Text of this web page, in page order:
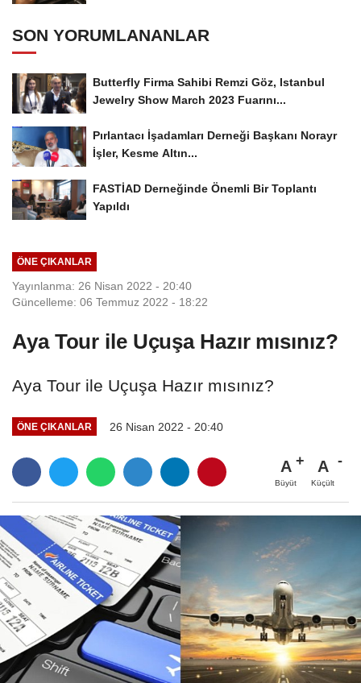
SON YORUMLANANLAR
Butterfly Firma Sahibi Remzi Göz, Istanbul
Jewelry Show March 2023 Fuarını...
Pırlantacı İşadamları Derneği Başkanı Norayr
İşler, Kesme Altın...
FASTİAD Derneğinde Önemli Bir Toplantı
Yapıldı
ÖNE ÇIKANLAR
Yayınlanma: 26 Nisan 2022 - 20:40
Güncelleme: 06 Temmuz 2022 - 18:22
Aya Tour ile Uçuşa Hazır mısınız?
Aya Tour ile Uçuşa Hazır mısınız?
ÖNE ÇIKANLAR 26 Nisan 2022 - 20:40
A
Büyüt
A
Küçült